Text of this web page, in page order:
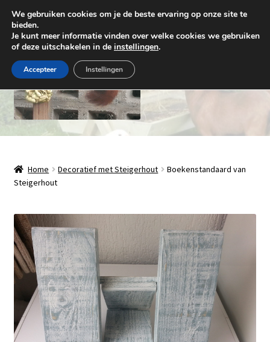
Ga
door
naar
navigatie
Ga
naar
de
inhoud
Natuurlijk Houthandwerk
Winkel
Contact
Levering
Home Decoratief met Steigerhout
Boekenstandaard van
Steigerhout
We gebruiken cookies om je de beste ervaring op onze site te
bieden.
Je kunt meer informatie vinden over welke cookies we gebruiken
of deze uitschakelen in de instellingen.
Accepteer Instellingen